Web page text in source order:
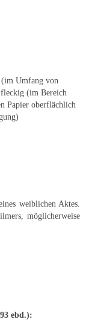
(im Umfang von
(im Bereich
Papier oberflächlich
weiblichen Aktes.
möglicherweise
ebd.):